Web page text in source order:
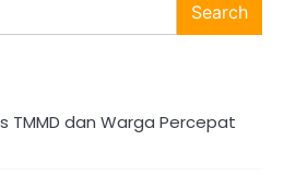
Search
TMMD dan Warga Percepat